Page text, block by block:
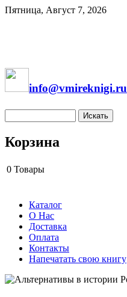
Пятница, Август 7, 2026
info@vmireknigi.ru
Корзина
0 Товары
Каталог
О Нас
Доставка
Оплата
Контакты
Напечатать свою книгу